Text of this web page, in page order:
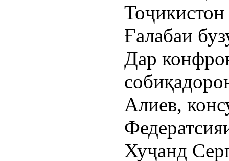
Тоҷикистон
Ғалабаи
Дар
Алиев,
Хуҷанд